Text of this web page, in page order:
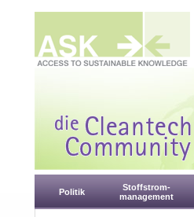
Politik
Stoffstrom-
management